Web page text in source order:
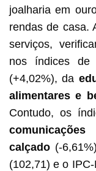
joalharia em
rendas de casa.
serviços,
nos índices
(+4,02%), da
alimentares e
Contudo, os
comunicações
calçado (-
(102,71) e o